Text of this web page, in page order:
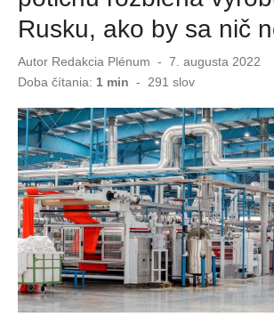
Rusku, ako by sa nič
Autor Redakcia Plénum
Publikované
dňa
7. augusta 2022
Doba čítania: 1 min - 291 slov